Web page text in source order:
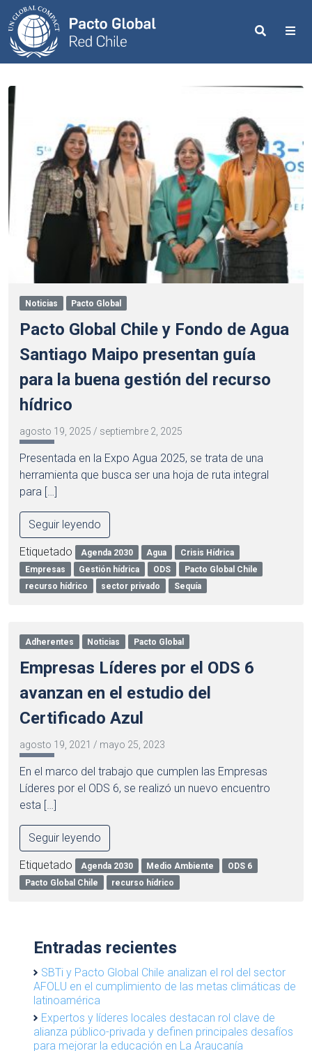
Search
Noticias Pacto Global
Pacto Global Chile y Fondo de Agua
Santiago Maipo presentan guía
para la buena gestión del recurso
hídrico
agosto 19, 2025 / septiembre 2, 2025
Presentada en la Expo Agua 2025, se trata de una
herramienta que busca ser una hoja de ruta integral
para […]
Seguir leyendo
Etiquetado Agenda 2030 Agua
Crisis Hídrica
Empresas
Gestión hídrica ODS
Pacto Global Chile
recurso hídrico
sector privado Sequía
Adherentes Noticias Pacto Global
Empresas Líderes por el ODS 6
avanzan en el estudio del
Certificado Azul
agosto 19, 2021 / mayo 25, 2023
En el marco del trabajo que cumplen las Empresas
Líderes por el ODS 6, se realizó un nuevo encuentro
esta […]
Seguir leyendo
Etiquetado Agenda 2030 Medio Ambiente
ODS 6
Pacto Global Chile
recurso hídrico
Entradas recientes
SBTi y Pacto Global Chile analizan el rol del sector
AFOLU en el cumplimiento de las metas climáticas de
latinoamérica
Expertos y líderes locales destacan rol clave de
alianza público-privada y definen principales desafíos
para mejorar la educación en La Araucanía